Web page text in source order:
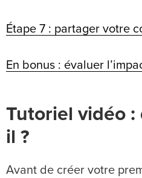
Étape 7 : partager votre
En bonus : évaluer
Tutoriel vidéo :
il ?
Avant de créer votre